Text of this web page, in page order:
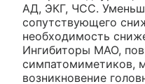
АД, ЭКГ, ЧСС.
сопутствующего
необходимость
Ингибиторы МАО,
симпатомиметиков,
возникновение